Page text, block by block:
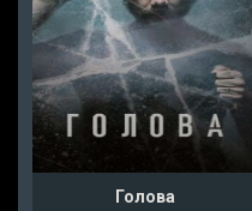
Голова